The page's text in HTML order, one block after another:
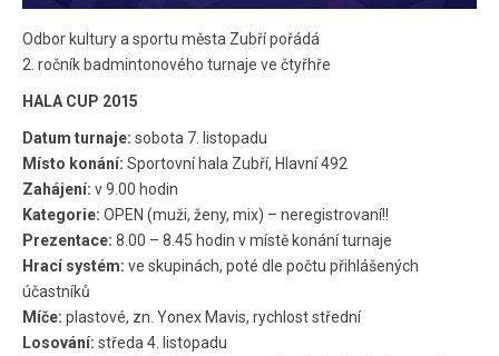
Odbor kultury a sportu města Zubří pořádá
2. ročník badmintonového turnaje ve čtyřhře
HALA CUP 2015
Datum turnaje: sobota 7. listopadu
Místo konání: Sportovní hala Zubří, Hlavní 492
Zahájení: v 9.00 hodin
Kategorie: OPEN (muži, ženy, mix) – neregistrovaní!!
Prezentace: 8.00 – 8.45 hodin v místě konání turnaje
Hrací systém: ve skupinách, poté dle počtu přihlášených
účastníků
Míče: plastové, zn. Yonex Mavis, rychlost střední
Losování: středa 4. listopadu